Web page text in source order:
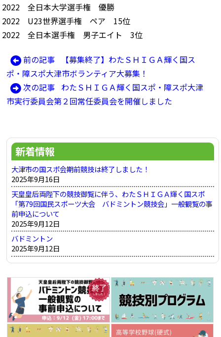
2022 全日本大学選手権 優勝
2022 U23世界選手権 ペア 15位
2022 全日本選手権 男子エイト 3位
投
稿
ナ
ー
ョ
ン
前の記事
前
の
記
事:
【募集終了】わたＳＨＩＧＡ輝く国ス
ポ・障スポ大津市ボランティア大募集！
次の記事 次
の
わたＳＨＩＧＡ輝く国スポ・障スポ大津
市実行委員会第２回常任委員会を開催しました
新着情報
大津市の国スポ会期前競技は終了しました！
2025年9月16日
天皇皇后両陛下の競技御覧に伴う、わたＳＨＩＧＡ輝く国スポ
「第79回国民スポーツ大会 バドミントン競技会」一般観覧の事
前申込について
2025年9月12日
バドミントン
2025年9月12日